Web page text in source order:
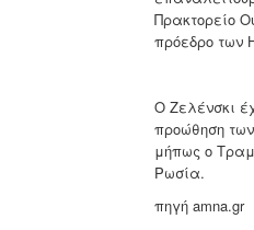
Πρακτορείο
πρόεδρο των
Ο Ζελένσκι
προώθηση
μήπως ο
Ρωσία.
πηγή amna.gr